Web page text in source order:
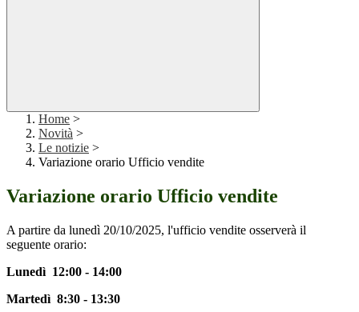
Home >
Novità >
Le notizie >
Variazione orario Ufficio vendite
Variazione orario Ufficio vendite
A partire da lunedì 20/10/2025, l'ufficio vendite osserverà il
seguente orario:
Lunedì 12:00 - 14:00
Martedì 8:30 - 13:30